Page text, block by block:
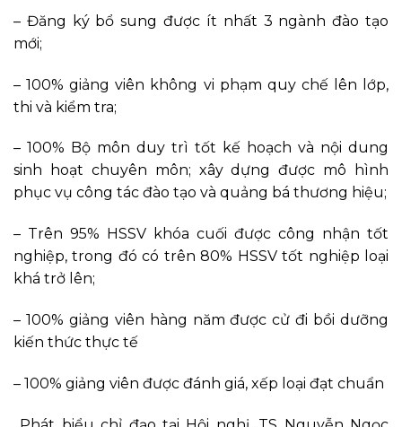
– Đăng ký bổ sung được ít nhất 3 ngành đào tạo
mới;
– 100% giảng viên không vi phạm quy chế lên lớp,
thi và kiểm tra;
– 100% Bộ môn duy trì tốt kế hoạch và nội dung
sinh hoạt chuyên môn; xây dựng được mô hình
phục vụ công tác đào tạo và quảng bá thương hiệu;
– Trên 95% HSSV khóa cuối được công nhận tốt
nghiệp, trong đó có trên 80% HSSV tốt nghiệp loại
khá trở lên;
– 100% giảng viên hàng năm được cử đi bồi dưỡng
kiến thức thực tế
– 100% giảng viên được đánh giá, xếp loại đạt chuẩn